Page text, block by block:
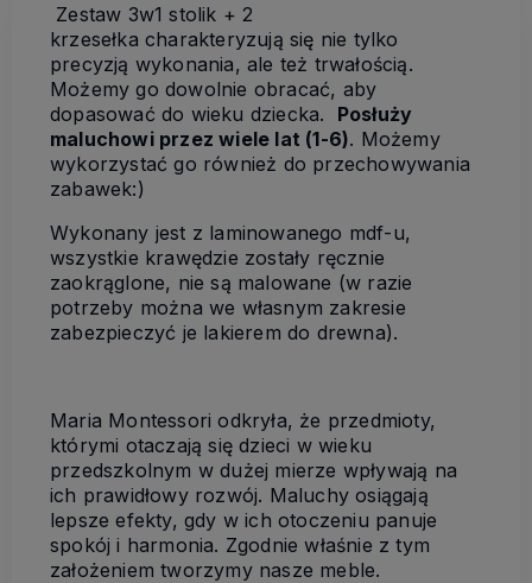
Zestaw 3w1 stolik + 2
krzesełka charakteryzują się nie tylko
precyzją wykonania, ale też trwałością.
Możemy go dowolnie obracać, aby
dopasować do wieku dziecka. Posłuży
maluchowi przez wiele lat (1-6). Możemy
wykorzystać go również do przechowywania
zabawek:)
Wykonany jest z laminowanego mdf-u,
wszystkie krawędzie zostały ręcznie
zaokrąglone, nie są malowane (w razie
potrzeby można we własnym zakresie
zabezpieczyć je lakierem do drewna).
Maria Montessori odkryła, że przedmioty,
którymi otaczają się dzieci w wieku
przedszkolnym w dużej mierze wpływają na
ich prawidłowy rozwój. Maluchy osiągają
lepsze efekty, gdy w ich otoczeniu panuje
spokój i harmonia. Zgodnie właśnie z tym
założeniem tworzymy nasze meble.